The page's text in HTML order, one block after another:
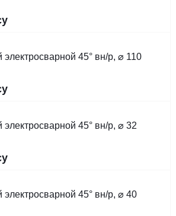
45° вн/р, ⌀ 110
45° вн/р, ⌀ 32
45° вн/р, ⌀ 40